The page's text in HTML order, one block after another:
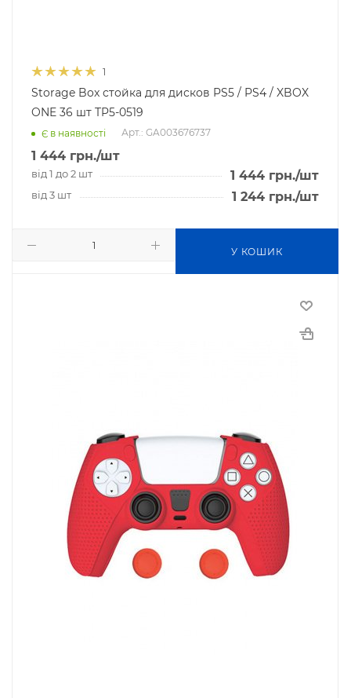
1
Storage Box стойка для дисков PS5 / PS4 / XBOX
ONE 36 шт TP5-0519
Є в наявності Арт.: GA003676737
1 444 грн./шт
від 1 до 2 шт 1 444 грн./шт
від 3 шт 1 244 грн./шт
У КОШИК